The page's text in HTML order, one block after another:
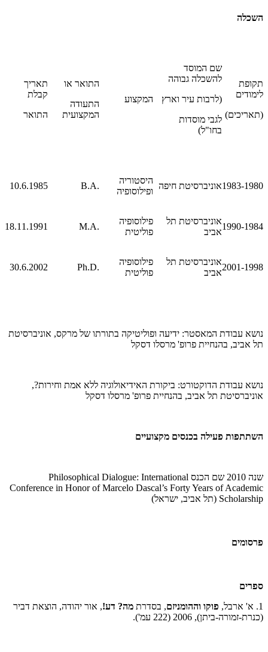
השכלה
תקופת
לימודים
(תאריכים)
שם המוסד
להשכלה גבוהה
(לרבות עיר וארץ
לגבי מוסדות
בחו"ל)
המקצוע
התואר או
התעודה
המקצועית
תאריך
קבלת
התואר
1980‑1983 אוניברסיטת חיפה
היסטוריה
ופילוסופיה
B.A.
10.6.1985
1984‑1990
אוניברסיטת תל
אביב
פילוסופיה
פוליטית
M.A.
18.11.1991
1998‑2001
אוניברסיטת תל
אביב
פילוסופיה
פוליטית
Ph.D.
30.6.2002
נושא עבודת המאסטר: ידיעה ופוליטיקה בתורתו של מרקס, אוניברסיטת
תל אביב, בהנחיית פרופ' מרסלו דסקל
נושא עבודת הדוקטורט: ביקורת האידיאולוגיה ללא אמת וחירות?,
אוניברסיטת תל אביב, בהנחיית פרופ' מרסלו דסקל
השתתפות פעילה בכנסים מקצועיים
שנה 2010 שם הכנס ­
Philosophical Dialogue: International
Conference in Honor of Marcelo Dascal’s Forty Years of Academic
Scholarship (תל אביב, ישראל)
פרסומים
ספרים
1. א' ארבל,
פוקו וההומניזם, בסדרת מה? דע!, אור יהודה, הוצאת דביר
(כנרת-זמורה-ביתן), 2006 (222 עמ').